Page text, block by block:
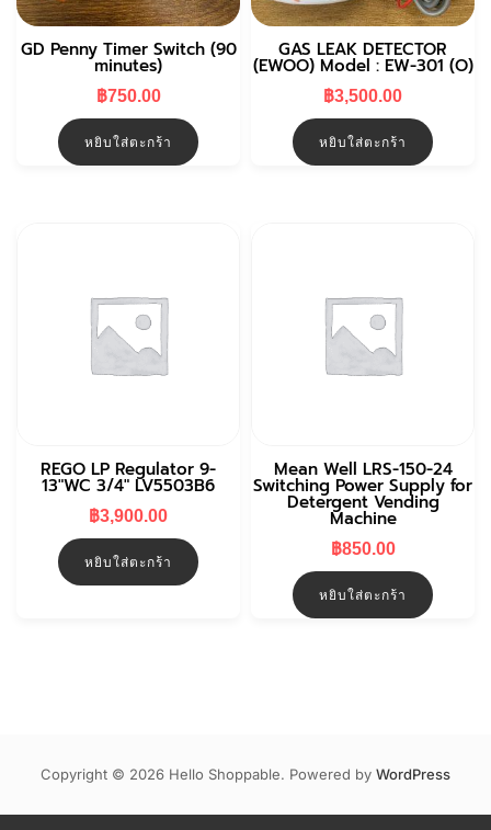
GD Penny Timer Switch (90
minutes)
฿750.00
หยิบใส่ตะกร้า
GAS LEAK DETECTOR
(EWOO) Model : EW-301 (O)
฿3,500.00
หยิบใส่ตะกร้า
REGO LP Regulator 9-
13″WC 3/4″ LV5503B6
฿3,900.00
หยิบใส่ตะกร้า
Mean Well LRS-150-24
Switching Power Supply for
Detergent Vending
Machine
฿850.00
หยิบใส่ตะกร้า
Copyright © 2026 Hello Shoppable. Powered by WordPress